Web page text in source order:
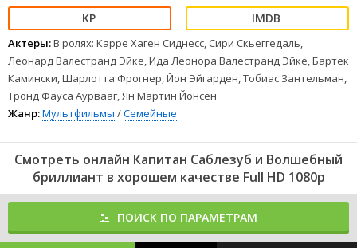
Актеры:В ролях: Карре Хаген Сиднесс, Сири Скьеггедаль,
Леонард Валестранд Эйке, Ида Леонора Валестранд Эйке, Бартек
Камински, Шарлотта Фрогнер, Йон Эйгарден, Тобиас Зантельман,
Тронд Фауса Аурвааг, Ян Мартин Йонсен
Жанр:Мультфильмы /Семейные
Смотреть онлайн Капитан Саблезуб и Волшебный
бриллиант в хорошем качестве Full HD 1080p
ПОИСК ПО ПАРАМЕТРАМ